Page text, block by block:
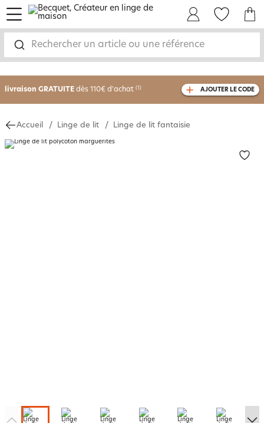
Rechercher un article ou une référence
menu
-30% sur votre commande dès 2 articles
achetés
AJOUTER LE CODE
Accueil Linge de lit Linge de lit fantaisie